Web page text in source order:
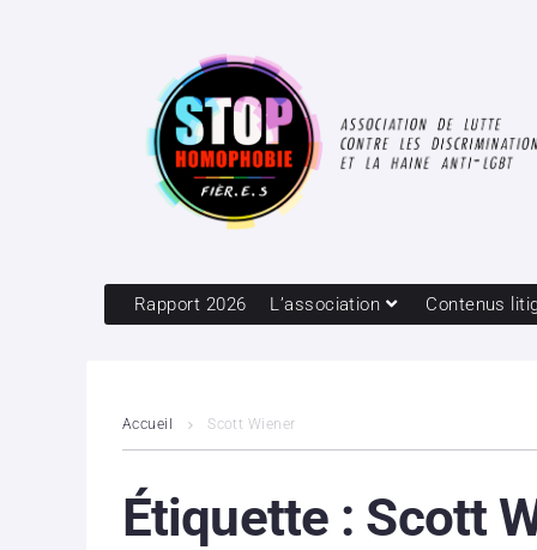
Rapport 2026 L’association Contenus
Accueil Scott Wiener
Étiquette : Scott